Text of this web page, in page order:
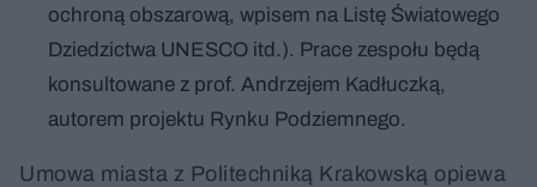
ochroną obszarową, wpisem na Listę Światowego
Dziedzictwa UNESCO itd.). Prace zespołu będą
konsultowane z prof. Andrzejem Kadłuczką,
autorem projektu Rynku Podziemnego.
Umowa miasta z Politechniką Krakowską opiewa